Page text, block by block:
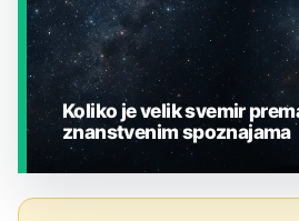
Koliko je velik svemir
znanstvenim spoznajama